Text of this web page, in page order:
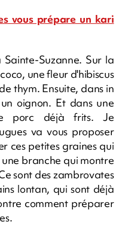
vous prépare un kari
Suzanne. Sur la
une fleur d'hibiscus
thym. Ensuite, dans in
oignon. Et dans une
porc déjà frits. Je
va vous proposer
ces petites graines qui
branche qui montre
sont des zambrovates
lontan, qui sont déjà
comment préparer